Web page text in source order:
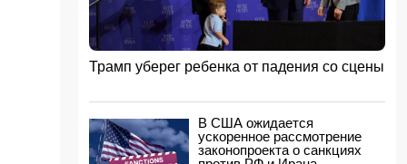
США сняли санкции с авиакомпании,
обвинявшейся в перевозке оружия для КСИР
16:00, 06.08.2026
Администрация Трампа вернула импортерам
пошлин
15:48, 06.08.2026
В Японии заявили о запуске КНДР
баллистической ракеты
Трамп уберег ребенка от падения со сцены
В США ожидается
ускоренное рассмотрение
законопроекта о санкциях